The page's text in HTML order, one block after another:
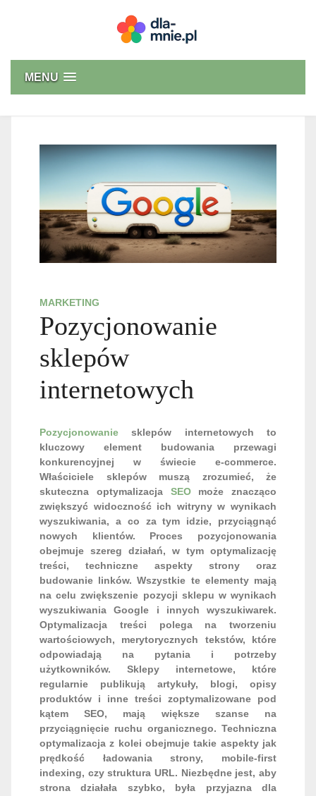
MENU
MARKETING
Pozycjonowanie
sklepów
internetowych
Pozycjonowanie sklepów internetowych to
kluczowy element budowania przewagi
konkurencyjnej w świecie e-commerce.
Właściciele sklepów muszą zrozumieć, że
skuteczna optymalizacja SEOmoże znacząco
zwiększyć widoczność ich witryny w wynikach
wyszukiwania, a co za tym idzie, przyciągnąć
nowych klientów. Proces pozycjonowania
obejmuje szereg działań, w tym optymalizację
treści, techniczne aspekty strony oraz
budowanie linków. Wszystkie te elementy mają
na celu zwiększenie pozycji sklepu w wynikach
wyszukiwania Google i innych wyszukiwarek.
Optymalizacja treści polega na tworzeniu
wartościowych, merytorycznych tekstów, które
odpowiadają na pytania i potrzeby
użytkowników. Sklepy internetowe, które
regularnie publikują artykuły, blogi, opisy
produktów i inne treści zoptymalizowane pod
kątem SEO, mają większe szanse na
przyciągnięcie ruchu organicznego. Techniczna
optymalizacja z kolei obejmuje takie aspekty jak
prędkość ładowania strony, mobile-first
indexing, czy struktura URL. Niezbędne jest, aby
strona działała szybko, była przyjazna dla